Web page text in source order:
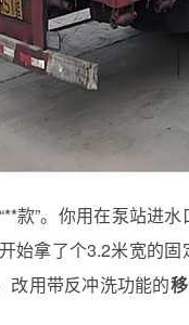
款”。你用在泵站进
始拿了个3.2米宽的
改用带反冲洗功能的